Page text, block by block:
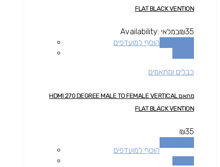
FLAT BLACK VENTION
₪35
Availability: במלאי
הוסף למועדפים
כבלים ומתאמים
מתאם HDMI 270 DEGREE MALE TO FEMALE VERTICAL
FLAT BLACK VENTION
₪35
הוסף למועדפים